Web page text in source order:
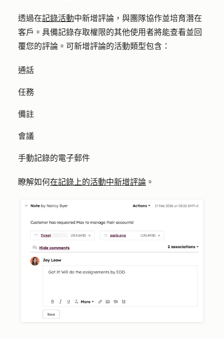
透過在記錄活動中新增評論，與團隊協作並培育潛在
客戶。具備記錄存取權限的其他使用者將能查看並回
覆您的評論。可新增評論的活動類型包含：
通話
任務
備註
會議
手動記錄的電子郵件
瞭解如何在記錄上的活動中新增評論 。